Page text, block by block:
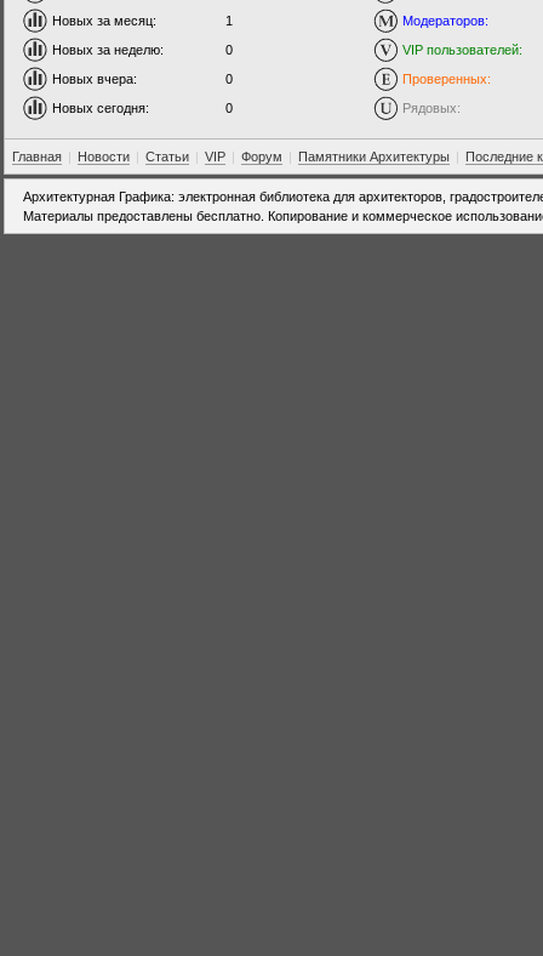
Новых за месяц:
1
Новых за неделю:
0
Новых вчера:
0
Новых сегодня:
0
Модераторов:
VIP пользователей:
Проверенных:
Рядовых:
Главная | Новости | Статьи | VIP | Форум | Памятники Архитектуры | Последние
Архитектурная Графика: электронная библиотека для архитекторов,
Материалы предоставлены бесплатно. Копирование и коммерческое